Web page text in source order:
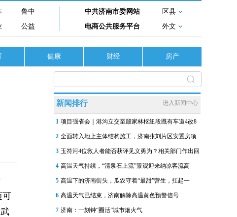
鲁中
公益
中共济南市委网站
区县
电商公共服务平台
外文
健康 财经 房产
可
新闻排行 进入新闻中心
1 项目强省会｜港沟立交至殷家林枢纽段既有车道4改8
2 全面转入地上主体结构施工，济南张刘片区安置房项
3 玉符河4位救人者能否获评见义勇为？相关部门作出回
4 高温天气持续，“清泉石上流”景观迎来纳凉客流高
5 高温下的济南街头，瓜农守着“最甜”营生，扛起一
6 高温天气已结束，济南解除高温黄色预警信号
7 济南：一刻钟“圈活”城市烟火气